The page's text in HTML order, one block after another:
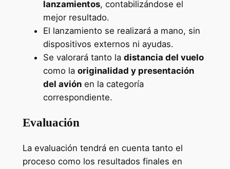
lanzamientos, contabilizándose el
mejor resultado.
El lanzamiento se realizará a mano, sin
dispositivos externos ni ayudas.
Se valorará tanto la distancia del vuelo
como la originalidad y presentación
del aviónen la categoría
correspondiente.
Evaluación
La evaluación tendrá en cuenta tanto el
proceso como los resultados finales en